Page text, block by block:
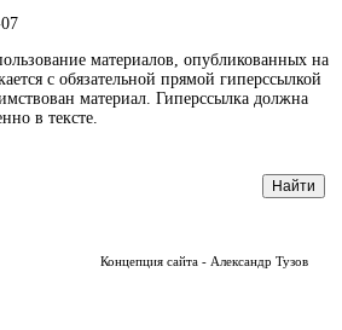
материалов, опубликованных на
с обязательной прямой гиперссылкой
материал. Гиперссылка должна
в тексте.
Концепция сайта - Александр Тузов